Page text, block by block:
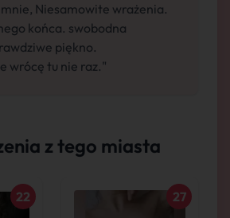
Niesamowite wrażenia.
końca. swobodna
piękno.
wrócę tu nie raz."
z tego miasta
22 27